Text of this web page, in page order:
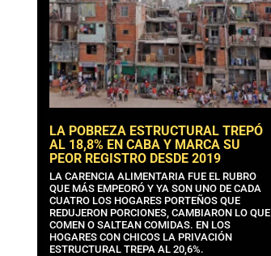
LA POBREZA ESTRUCTURAL TREPÓ
AL 18,8% EN CABA Y MARCA SU
PEOR REGISTRO DESDE 2019
LA CARENCIA ALIMENTARIA FUE EL RUBRO
QUE MÁS EMPEORÓ Y YA SON UNO DE CADA
CUATRO LOS HOGARES PORTEÑOS QUE
REDUJERON PORCIONES, CAMBIARON LO QUE
COMEN O SALTEAN COMIDAS. EN LOS
HOGARES CON CHICOS LA PRIVACIÓN
ESTRUCTURAL TREPA AL 20,6%.